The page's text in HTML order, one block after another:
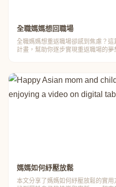
全職媽媽想回職場
全職媽媽想重返職場卻感到焦慮？
計畫，幫助你逐步實現重返職場的夢
媽媽如何紓壓放鬆
本文分享了媽媽如何紓壓放鬆的實用